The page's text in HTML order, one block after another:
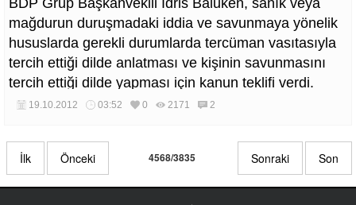
BDP Grup Başkanvekili İdris Baluken, sanık veya
mağdurun duruşmadaki iddia ve savunmaya yönelik
hususlarda gerekli durumlarda tercüman vasıtasıyla
tercih ettiği dilde anlatması ve kişinin savunmasını
tercih ettiği dilde yapması için kanun teklifi verdi.
19.10.2012 03:52 0 2171 2
İlk Önceki 4568/3835 Sonraki Son